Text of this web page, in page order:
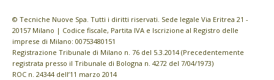
© Tecniche Nuove Spa. Tutti i diritti riservati. Sede legale Via Eritrea 21 -
20157 Milano | Codice fiscale, Partita IVA e Iscrizione al Registro delle
imprese di Milano: 00753480151
Registrazione Tribunale di Milano n. 76 del 5.3.2014 (Precedentemente
registrata presso il Tribunale di Bologna n. 4272 del 7/04/1973)
ROC n. 24344 dell’11 marzo 2014